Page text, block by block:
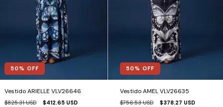
50% OFF
Vestido ARIELLE VLV26646
$825.31 USD $412.65 USD
50% OFF
Vestido AMEL VLV26635
$756.53 USD $378.27 USD